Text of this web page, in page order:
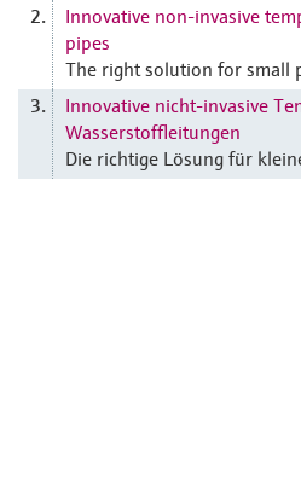
2.
Innovative non-invasive
pipes
The right solution for small
3.
Innovative nicht-invasive
Wasserstoffleitungen
Die richtige Lösung für